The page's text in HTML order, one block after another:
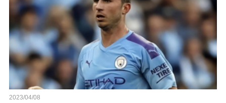
2023/04/08